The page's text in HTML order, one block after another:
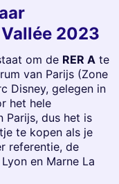
2023
om de RER A te
van Parijs (Zone
Disney, gelegen in
het hele
Parijs, dus het is
te kopen als je
referentie, de
en Marne La